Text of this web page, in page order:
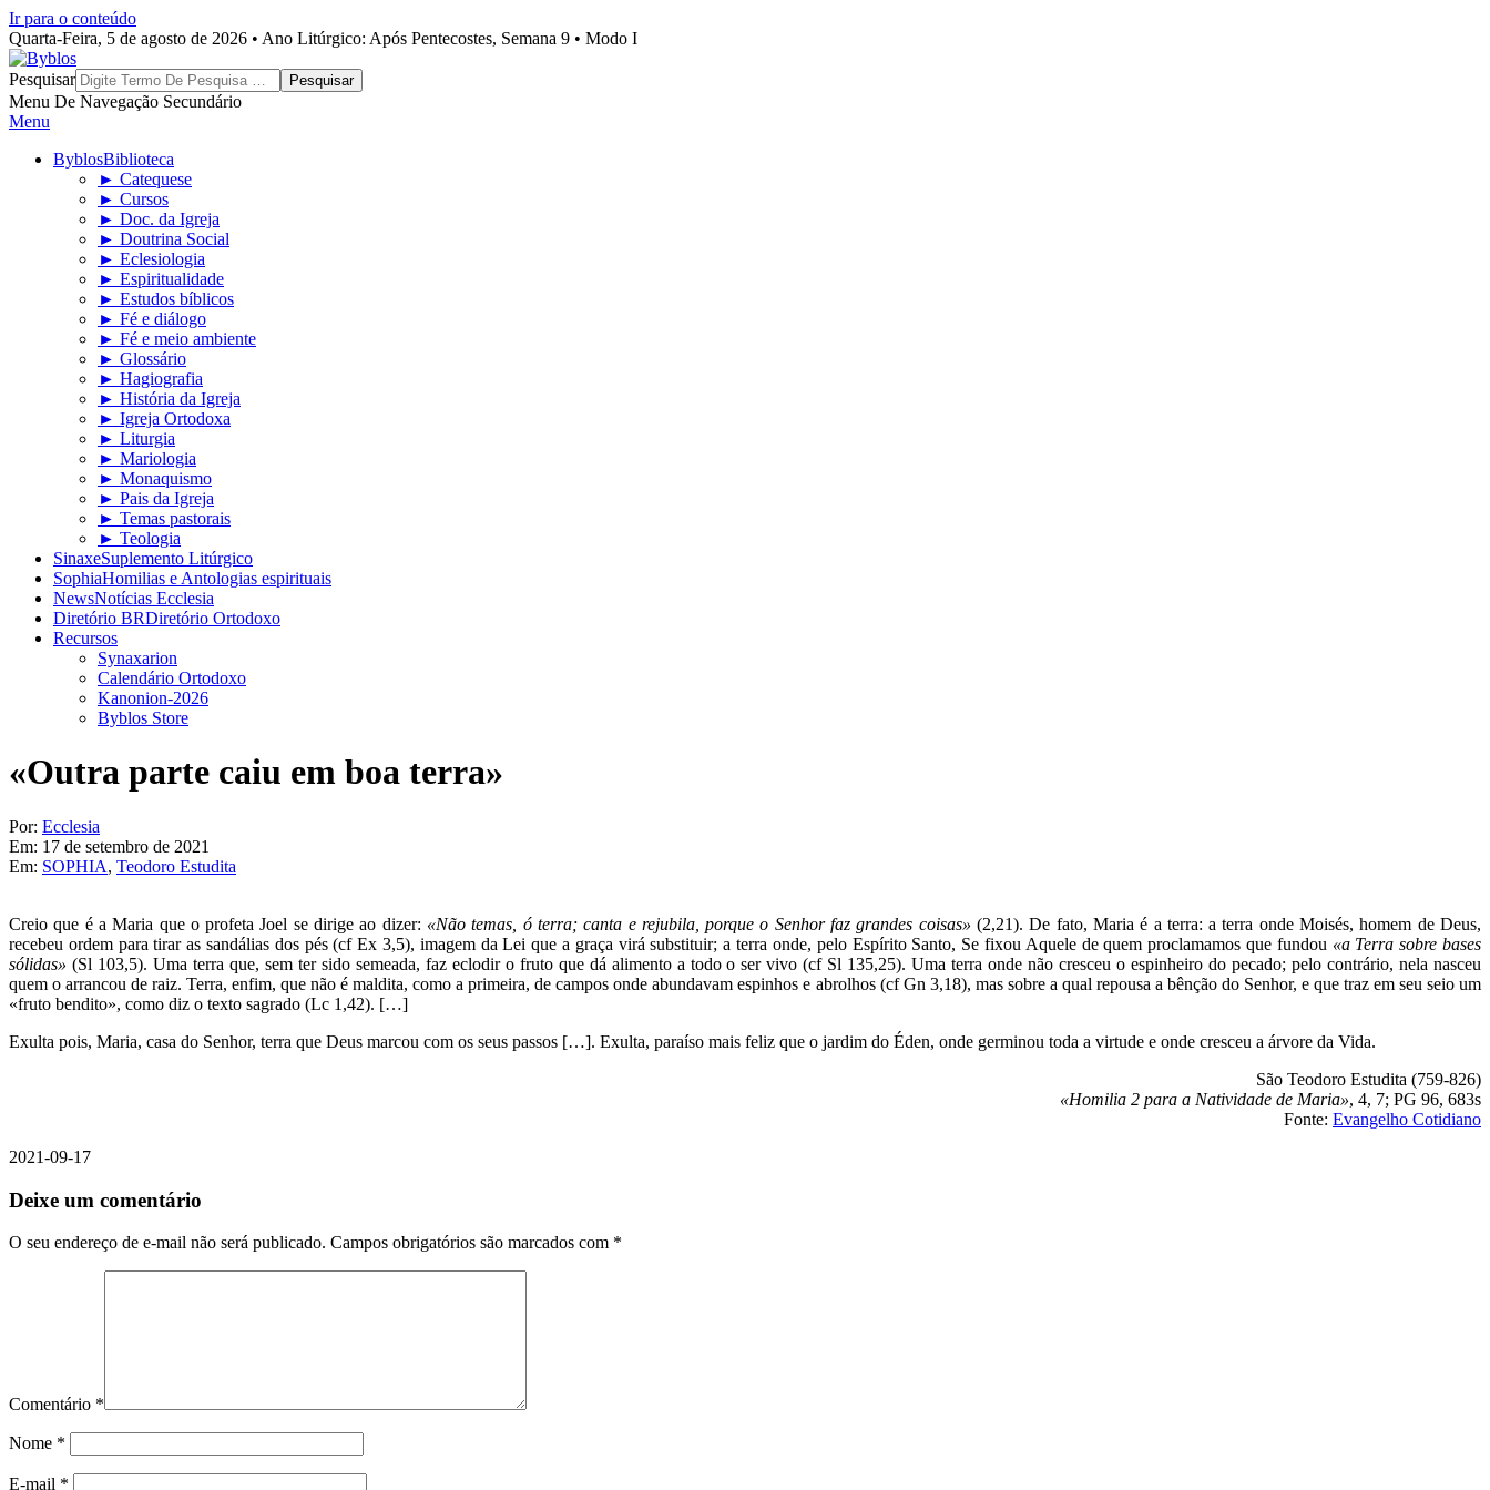
Ir para o conteúdo
Quarta-Feira, 5 de agosto de 2026 • Ano Litúrgico: Após Pentecostes, Semana 9 • Modo I
Byblos
Pesquisar
Menu De Navegação Secundário
Menu
ByblosBiblioteca
► Catequese
► Cursos
► Doc. da Igreja
► Doutrina Social
► Eclesiologia
► Espiritualidade
► Estudos bíblicos
► Fé e diálogo
► Fé e meio ambiente
► Glossário
► Hagiografia
► História da Igreja
► Igreja Ortodoxa
► Liturgia
► Mariologia
► Monaquismo
► Pais da Igreja
► Temas pastorais
► Teologia
SinaxeSuplemento Litúrgico
SophiaHomilias e Antologias espirituais
NewsNotícias Ecclesia
Diretório BRDiretório Ortodoxo
Recursos
Synaxarion
Calendário Ortodoxo
Kanonion-2026
Byblos Store
«Outra parte caiu em boa terra»
Por: Ecclesia
Em: 17 de setembro de 2021
Em: SOPHIA, Teodoro Estudita
Creio que é a Maria que o profeta Joel se dirige ao dizer: «Não temas, ó terra; canta e rejubila, porque o Senhor faz grandes coisas» (2,21). De fato, Maria é a terra: a terra onde Moisés, homem de Deus,
recebeu ordem para tirar as sandálias dos pés (cf Ex 3,5), imagem da Lei que a graça virá substituir; a terra onde, pelo Espírito Santo, Se fixou Aquele de quem proclamamos que fundou «a Terra sobre bases
sólidas» (Sl 103,5). Uma terra que, sem ter sido semeada, faz eclodir o fruto que dá alimento a todo o ser vivo (cf Sl 135,25). Uma terra onde não cresceu o espinheiro do pecado; pelo contrário, nela nasceu
quem o arrancou de raiz. Terra, enfim, que não é maldita, como a primeira, de campos onde abundavam espinhos e abrolhos (cf Gn 3,18), mas sobre a qual repousa a bênção do Senhor, e que traz em seu seio um
«fruto bendito», como diz o texto sagrado (Lc 1,42). […]
Exulta pois, Maria, casa do Senhor, terra que Deus marcou com os seus passos […]. Exulta, paraíso mais feliz que o jardim do Éden, onde germinou toda a virtude e onde cresceu a árvore da Vida.
São Teodoro Estudita (759-826)
«Homilia 2 para a Natividade de Maria», 4, 7; PG 96, 683s
Fonte: Evangelho Cotidiano
2021-09-17
Deixe um comentário
O seu endereço de e-mail não será publicado. Campos obrigatórios são marcados com *
Comentário *
Nome *
E-mail *